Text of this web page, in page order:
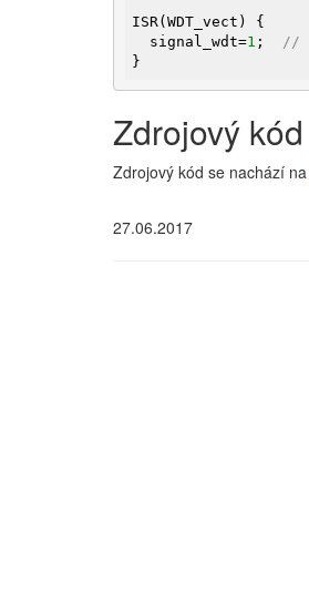
ISR(WDT_vect) {
  signal_wdt=
1 ; //
}
Zdrojový kód
Zdrojový kód se nachází na
27.06.2017